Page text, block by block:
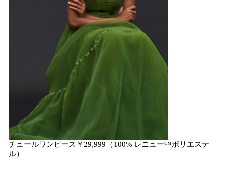
チュールワンピース￥29,999（100% レニュー™ポリエステ
ル）